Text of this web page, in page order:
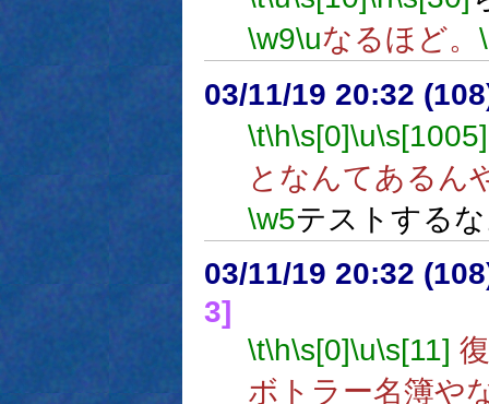
\w9\uなるほど。
03/11/19 20:32
\t\h\s[0]\u\s[1005]
となんてあるん
\w5テストする
03/11/19 20:32
3]
\t\h\s[0]\u\s[11]
ボトラー名簿や